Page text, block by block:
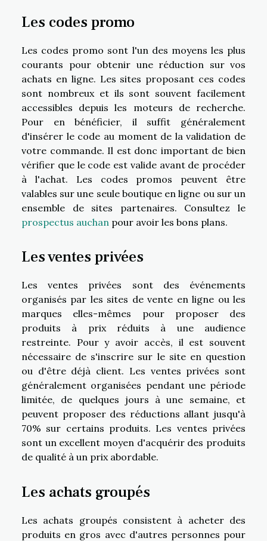
Les codes promo
Les codes promo sont l'un des moyens les plus
courants pour obtenir une réduction sur vos
achats en ligne. Les sites proposant ces codes
sont nombreux et ils sont souvent facilement
accessibles depuis les moteurs de recherche.
Pour en bénéficier, il suffit généralement
d'insérer le code au moment de la validation de
votre commande. Il est donc important de bien
vérifier que le code est valide avant de procéder
à l'achat. Les codes promos peuvent être
valables sur une seule boutique en ligne ou sur un
ensemble de sites partenaires. Consultez le
prospectus auchan pour avoir les bons plans.
Les ventes privées
Les ventes privées sont des événements
organisés par les sites de vente en ligne ou les
marques elles-mêmes pour proposer des
produits à prix réduits à une audience
restreinte. Pour y avoir accès, il est souvent
nécessaire de s'inscrire sur le site en question
ou d'être déjà client. Les ventes privées sont
généralement organisées pendant une période
limitée, de quelques jours à une semaine, et
peuvent proposer des réductions allant jusqu'à
70% sur certains produits. Les ventes privées
sont un excellent moyen d'acquérir des produits
de qualité à un prix abordable.
Les achats groupés
Les achats groupés consistent à acheter des
produits en gros avec d'autres personnes pour